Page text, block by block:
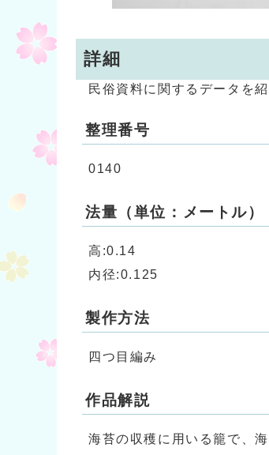
詳細
民俗資料に関するデータを紹
整理番号
0140
法量（単位：メートル）
高:0.14
内径:0.125
製作方法
四つ目編み
作品解説
海苔の収穫に用いる籠で、